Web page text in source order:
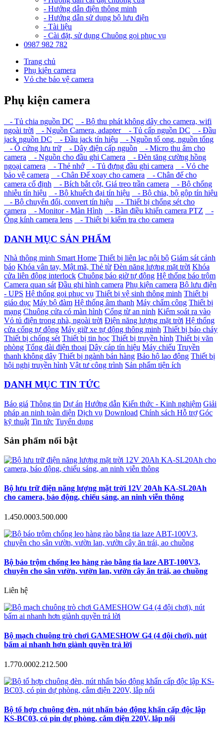
- Hướng dẫn điện thông minh
- Hướng dẫn sử dụng bộ lưu điện
- Tài liệu
- Cài đặt, sử dụng Chuông gọi phục vụ
0987 982 782
Trang chủ
Phụ kiện camera
Vỏ che bảo vệ camera
Phụ kiện camera
- Tủ chia nguồn DC
- Bộ thu phát không dây cho camera, wifi
ngoài trời
- Nguồn Camera, adapter - Tủ cấp nguồn DC
- Đầu
jack nguồn DC
- Đầu jack tín hiệu
- Nguồn tổ ong, nguồn tổng
- Ổ cứng lưu trữ
- Dây điện cấp nguồn
- Micro thu âm cho
camera
- Nguồn cho đầu ghi Camera
- Đèn tăng cường hồng
ngoại camera
- Thẻ nhớ - Tủ đựng đầu ghi camera
- Vỏ che
bảo vệ camera
- Chân Đế xoay cho camera
- Chân đế cho
camera cố định
- Bích bắt cột, Giá treo trần camera
- Bộ chống
nhiễu tín hiệu
- Bộ khuếch đại tín hiệu
- Bộ chia, bộ gộp tín hiệu
- Bộ chuyển đổi, convert tín hiệu
- Thiết bị chống sét cho
camera
- Monitor - Màn Hình - Bàn điều khiển camera PTZ
-
Ống kính camera lens
- Thiết bị kiểm tra cho camera
DANH MỤC SẢN PHẨM
Nhà thông minh Smart Home Thiết bị liên lạc nội bộ Giám sát cảnh
báo Khóa vân tay, Mật mã, Thẻ từ Đèn năng lượng mặt trời Khóa
cửa liên động interlock Chuông báo giờ tự động Hệ thống báo trộm
Camera quan sát Đầu ghi hình camera Phụ kiện camera Bộ lưu điện
- UPS Hệ thống gọi phục vụ Thiết bị vệ sinh thông minh Thiết bị
giáo dục Máy bộ đàm Hệ thống âm thanh Máy chấm công Thiết bị
mạng Chuông cửa có màn hình Cổng từ an ninh Kiểm soát ra vào
Vỏ tủ điện trong nhà, ngoài trời Điện năng lượng mặt trời Hệ thống
cửa cổng tự động Máy giữ xe tự động thông minh Thiết bị báo cháy
Thiết bị chống sét Thiết bị tin học Thiết bị truyền hình Thiết bị văn
phòng Tổng đài điện thoại Dây cáp tín hiệu Máy chiếu Truyền
thanh không dây Thiết bị ngành bán hàng Bảo hộ lao động Thiết bị
hội nghị truyền hình Vật tư công trình Sản phẩm tiện ích
DANH MỤC TIN TỨC
Báo giá Thông tin Dự án Hướng dẫn Kiến thức - Kinh nghiệm Giải
pháp an ninh toàn diện Dịch vụ Download Chính sách Hỗ trợ Góc
kỹ thuật Tin tức Tuyển dụng
Sản phẩm nổi bật
Bộ lưu trữ điện năng lượng mặt trời 12V 20Ah KA-SL20Ah
cho camera, báo động, chiếu sáng, an ninh viễn thông
1.450.0003.500.000
Bộ báo trộm chống leo hàng rào bằng tia laze ABT-100V3,
chuyên cho sân vườn, vườn lan, vườn cây ăn trái, ao chuồng
Liên hệ
Bộ mạch chuông trò chơi GAMESHOW G4 (4 đội chơi), nút
bấm ai nhanh hơn giành quyền trả lời
1.770.0002.212.500
Bộ tổ hợp chuông đèn, nút nhấn báo động khẩn cấp độc lập
KS-BC03, có pin dự phòng, cắm điện 220V, lắp nổi